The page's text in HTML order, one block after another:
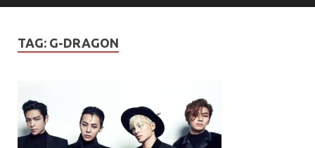
TAG: G-DRAGON